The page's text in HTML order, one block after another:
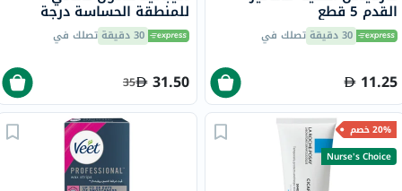
القدم 5 قطع
30 دقيقة تصلك في
11.25
للمنطقة الحساسة درجة
الحموضة 3.8 200 مل
30 دقيقة تصلك في
31.50
35
20% خصم
Nurse's Choice